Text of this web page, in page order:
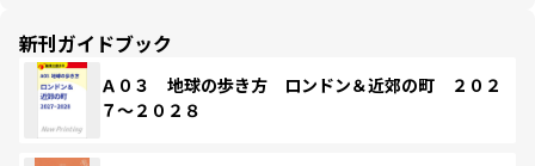
新刊ガイドブック
Ａ０３ 地球の歩き方 ロンドン＆近郊の町 ２０２
７～２０２８